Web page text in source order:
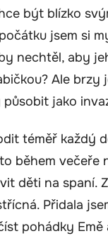
být blízko
jsem si
nechtěl, aby
Ale brzy
jako
téměř každý
během večeře
děti na spaní.
Přidala
pohádky Emě